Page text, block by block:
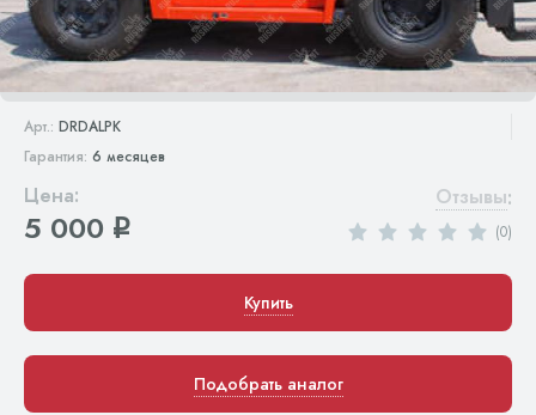
Арт.: DRDALPK
Гарантия: 6 месяцев
Цена:
5 000 q
Отзывы:
(0)
Купить
Подобрать аналог